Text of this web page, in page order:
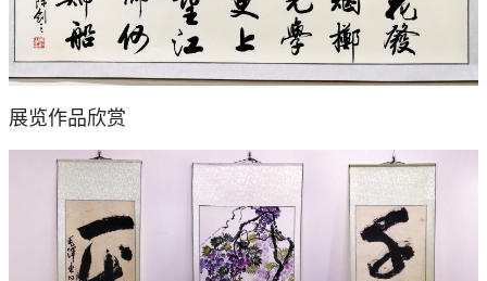
展览作品欣赏